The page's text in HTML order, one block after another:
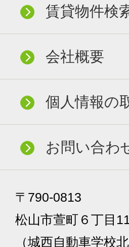
賃貸物件検
会社概要
個人情報の
お問い合わ
〒790-0813
松山市萱町６丁目
（城西自動車学校北